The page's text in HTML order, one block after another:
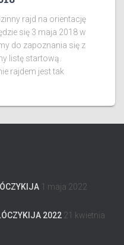
rajd na orientację
się 3 maja 2018 w
do zapoznania się z
listę startową.
rajdem jest tak
1 maja 2022
2022 21 kwietnia